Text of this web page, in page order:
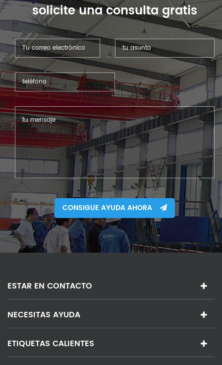
solicite una consulta gratis
CONSIGUE AYUDA AHORA
ESTAR EN CONTACTO
NECESITAS AYUDA
ETIQUETAS CALIENTES